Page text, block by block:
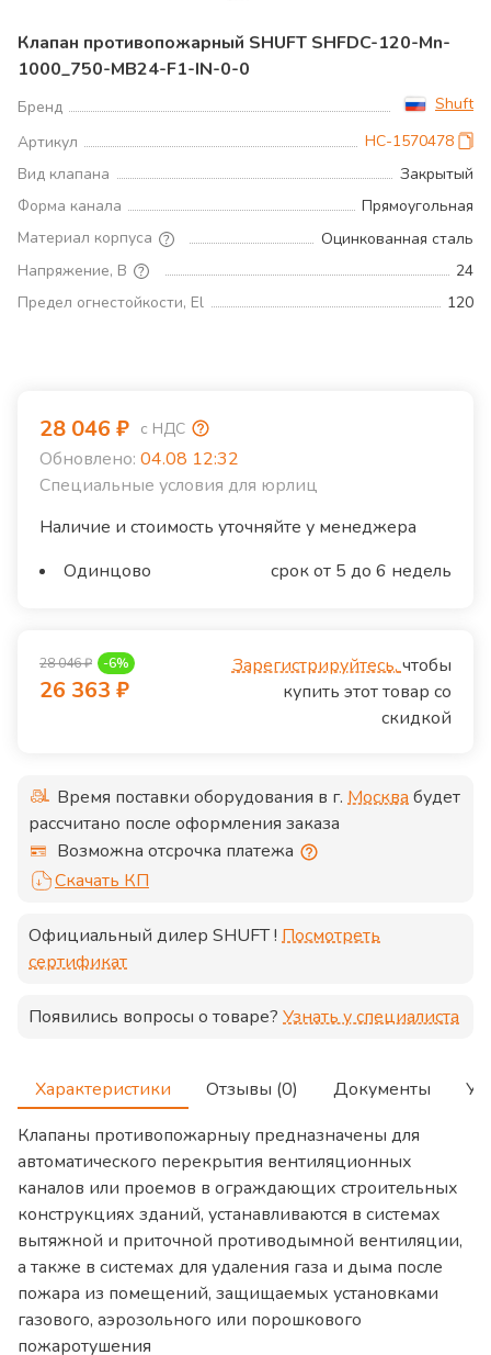
Клапан противопожарный SHUFT SHFDC-120-Mn-
1000_750-MB24-F1-IN-0-0
Бренд
Shuft
Артикул
НС-1570478
Вид клапана
Закрытый
Форма канала
Прямоугольная
Материал корпуса
Оцинкованная сталь
Напряжение, В
24
Предел огнестойкости, El
120
28 046 ₽ с НДС
Обновлено: 04.08 12:32
Специальные условия для юрлиц
Наличие и стоимость уточняйте у менеджера
Одинцово
срок от 5 до 6 недель
28 046₽ -6%
26 363 ₽
Зарегистрируйтесь,чтобы
купить этот товар со
скидкой
Время поставки оборудования в г. Москвабудет
рассчитано после оформления заказа
Возможна отсрочка платежа
Скачать КП
Официальный дилер SHUFT! Посмотреть
сертификат
Появились вопросы о товаре? Узнать у специалиста
Характеристики Отзывы (0) Документы
Клапаны противопожарныу предназначены для
автоматического перекрытия вентиляционных
каналов или проемов в ограждающих строительных
конструкциях зданий, устанавливаются в системах
вытяжной и приточной противодымной вентиляции,
а также в системах для удаления газа и дыма после
пожара из помещений, защищаемых установками
газового, аэрозольного или порошкового
пожаротушения